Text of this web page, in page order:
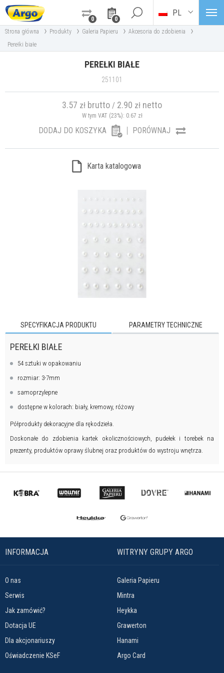
0
0
PL
Strona główna › Produkty › Galeria Papieru › Akcesoria do zdobienia ›
Perełki białe
PEREŁKI BIAŁE
251101
3.57 zł brutto / 2.90 zł netto
W tym VAT (23%): 0.67 zł
DODAJ DO KOSZYKA PORÓWNAJ
Karta katalogowa
SPECYFIKACJA PRODUKTU PARAMETRY TECHNICZNE
PEREŁKI BIAŁE
54 sztuki w opakowaniu
rozmiar: 3-7mm
samoprzylepne
dostępne w kolorach: biały, kremowy, różowy
Półprodukty dekoracyjne dla rękodzieła.
Doskonałe do zdobienia kartek okolicznościowych, pudełek i torebek na
prezenty, produktów oprawy ślubnej oraz produktów do wystroju wnętrza.
INFORMACJA
O nas
Serwis
Jak zamówić?
Dotacja UE
Dla akcjonariuszy
Oświadczenie KSeF
WITRYNY GRUPY ARGO
Galeria Papieru
Mintra
Heykka
Grawerton
Hanami
Argo Card